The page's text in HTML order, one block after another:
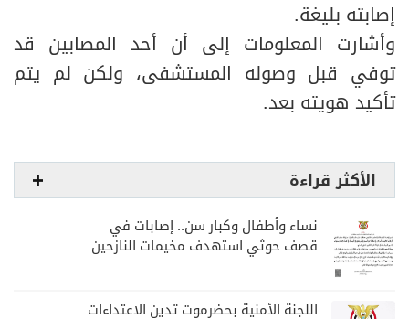
إصابته بليغة.
وأشارت المعلومات إلى أن أحد المصابين قد
توفي قبل وصوله المستشفى، ولكن لم يتم
تأكيد هويته بعد.
الأكثر قراءة
نساء وأطفال وكبار سن.. إصابات في
قصف حوثي استهدف مخيمات النازحين
اللجنة الأمنية بحضرموت تدين الاعتداءات